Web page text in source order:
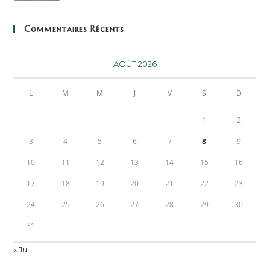
Commentaires Récents
AOÛT 2026
L M M J V S D
1 2
3 4 5 6 7 8 9
10 11 12 13 14 15 16
17 18 19 20 21 22 23
24 25 26 27 28 29 30
31
« Juil